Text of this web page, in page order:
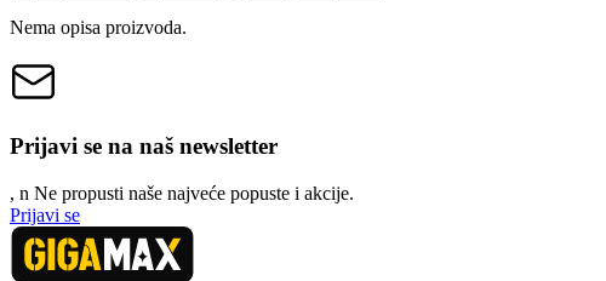
Nema opisa proizvoda.
Prijavi se na naš newsletter
, n Ne propusti naše najveće popuste i akcije.
Prijavi se